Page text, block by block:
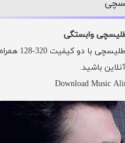
وابستگی
شنونده ی اهنگ زیبای وابستگی از علیرضا طلیسچی
باشید.
Download Music